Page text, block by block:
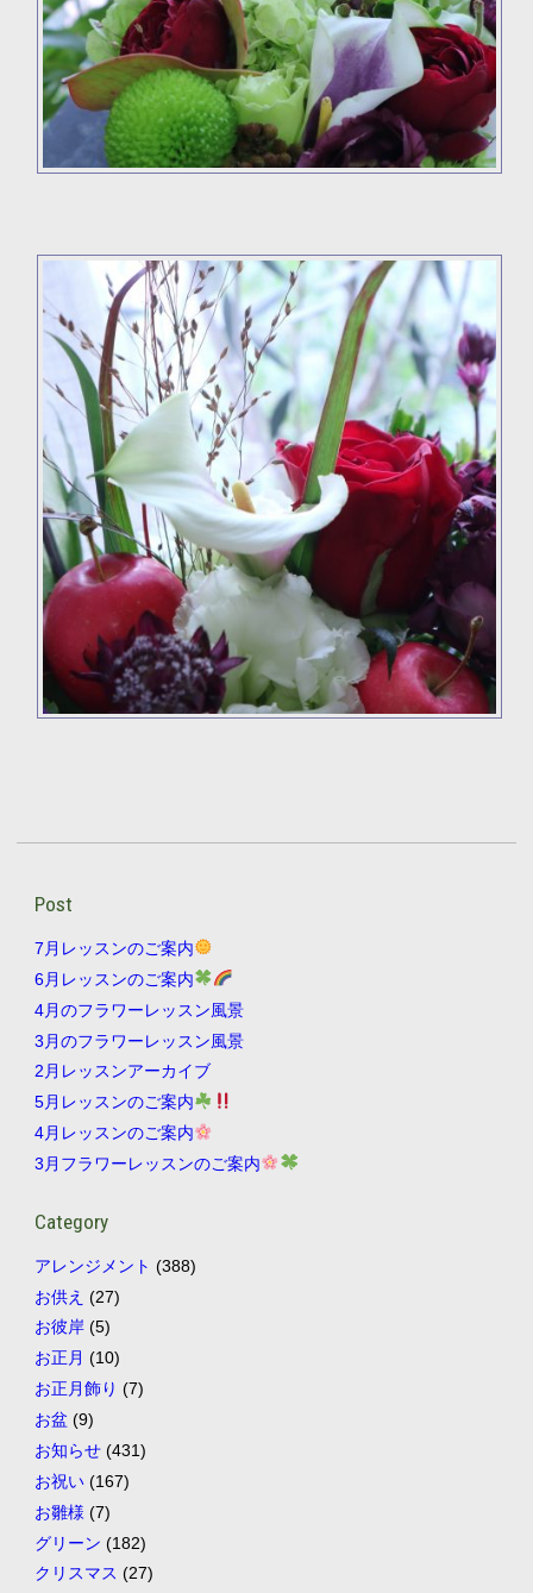
Post
7月レッスンのご案内
6月レッスンのご案内
4月のフラワーレッスン風景
3月のフラワーレッスン風景
2月レッスンアーカイブ
5月レッスンのご案内
4月レッスンのご案内
3月フラワーレッスンのご案内
Category
アレンジメント (388)
お供え (27)
お彼岸(5)
お正月 (10)
お正月飾り (7)
お盆 (9)
お知らせ(431)
お祝い(167)
お雛様 (7)
グリーン (182)
クリスマス (27)